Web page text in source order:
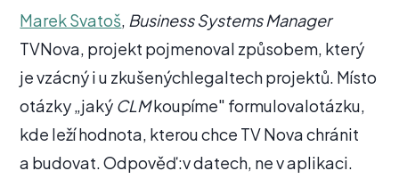
Marek Svatoš, Business Systems Manager
TVNova, projekt pojmenoval způsobem, který
je vzácný i u zkušenýchlegaltech projektů. Místo
otázky „jaký CLMkoupíme" formulovalotázku,
kde leží hodnota, kterou chce TV Nova chránit
a budovat. Odpověď:v datech, ne v aplikaci.